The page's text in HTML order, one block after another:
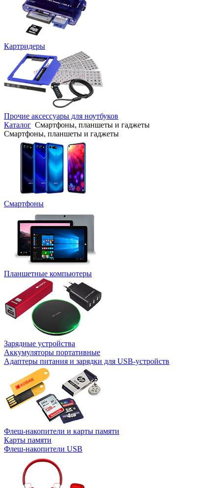
Картридеры
Прочие аксессуары для ноутбуков
Каталог Смартфоны, планшеты и гаджеты
Смартфоны, планшеты и гаджеты
Смартфоны
Планшетные компьютеры
Зарядные устройства
Аккумуляторы портативные
Адаптеры питания и зарядки для USB-устройств
Флеш-накопители и карты памяти
Карты памяти
Флеш-накопители USB